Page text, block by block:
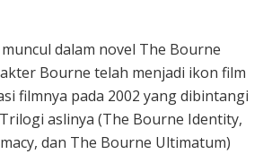
dalam novel The Bourne
Bourne telah menjadi ikon film
filmnya pada 2002 yang dibintangi
aslinya (The Bourne Identity,
dan The Bourne Ultimatum)